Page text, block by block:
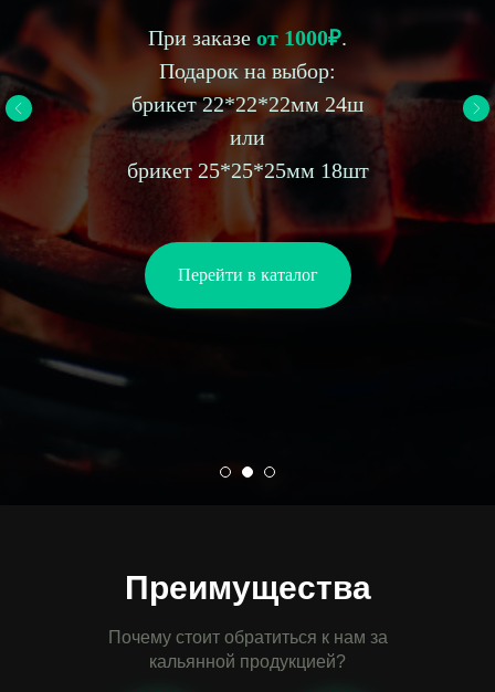
При заказе от 1000₽.
Подарок на выбор:
брикет 22*22*22мм 24ш
или
брикет 25*25*25мм 18шт
Перейти в каталог
Преимущества
Почему стоит обратиться к нам за
кальянной продукцией?